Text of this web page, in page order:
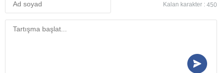
Kalan karakter : 450